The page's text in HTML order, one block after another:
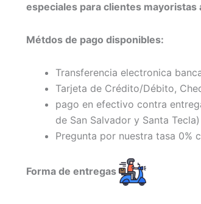
especiales para clientes mayoristas
Métdos de pago disponibles:
Transferencia electronica
Tarjeta de Crédito/Débito,
pago en efectivo contra
de San Salvador y Santa Tecla)
Pregunta por nuestra tasa 0%
Forma de entregas